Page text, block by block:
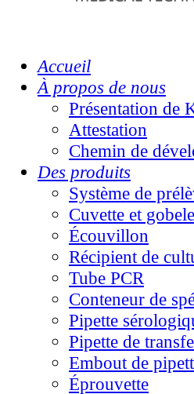
Accueil
À propos de nous
Présentation de
Attestation
Chemin de
Des produits
Système de
Cuvette et
Écouvillon
Récipient de
Tube PCR
Conteneur de
Pipette
Pipette de
Embout de
Éprouvette